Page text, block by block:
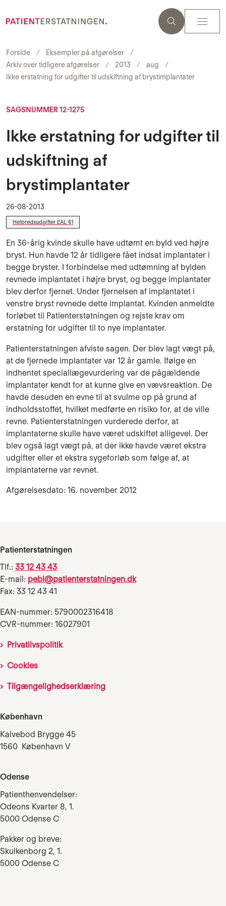
Forside
Eksempler på afgørelser
Arkiv over tidligere afgørelser
2013
aug
Ikke erstatning for udgifter til udskiftning af brystimplantater
SAGSNUMMER 12-1275
Ikke erstatning for udgifter til
udskiftning af
brystimplantater
26-08-2013
Helbredsudgifter EAL §1
En 36-årig kvinde skulle have udtømt en byld ved højre
bryst. Hun havde 12 år tidligere fået indsat implantater i
begge bryster. I forbindelse med udtømning af bylden
revnede implantatet i højre bryst, og begge implantater
blev derfor fjernet. Under fjernelsen af implantatet i
venstre bryst revnede dette implantat. Kvinden anmeldte
forløbet til Patienterstatningen og rejste krav om
erstatning for udgifter til to nye implantater.
Patienterstatningen afviste sagen. Der blev lagt vægt på,
at de fjernede implantater var 12 år gamle. Ifølge en
indhentet speciallægevurdering var de pågældende
implantater kendt for at kunne give en vævsreaktion. De
havde desuden en evne til at svulme op på grund af
indholdsstoffet, hvilket medførte en risiko for, at de ville
revne. Patienterstatningen vurderede derfor, at
implantaterne skulle have været udskiftet alligevel. Der
blev også lagt vægt på, at der ikke havde været ekstra
udgifter eller et ekstra sygeforløb som følge af, at
implantaterne var revnet.
Afgørelsesdato: 16. november 2012
Patienterstatningen
Tlf.: 33 12 43 43
E-mail: pebl@patienterstatningen.dk
Fax: 33 12 43 41
EAN-nummer: 5790002316418
CVR-nummer: 16027901
Privatlivspolitik
Cookies
Tilgængelighedserklæring
København
Kalvebod Brygge 45
1560 København V
Odense
Patienthenvendelser:
Odeons Kvarter 8, 1.
5000 Odense C
Pakker og breve:
Skulkenborg 2, 1.
5000 Odense C